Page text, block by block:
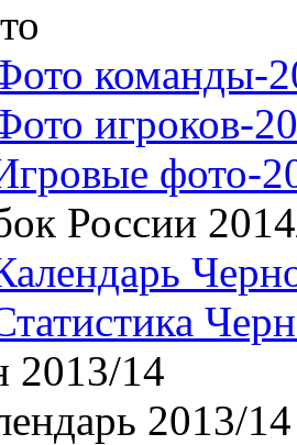
команды-
игроков-
фото-
России
2013/14
2013/14